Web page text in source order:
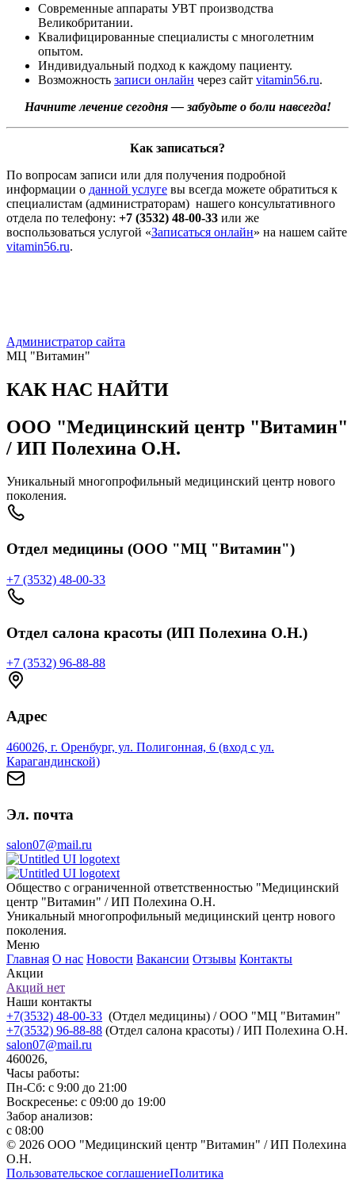
Современные аппараты УВТ производства
Великобритании.
Квалифицированные специалисты с многолетним
опытом.
Индивидуальный подход к каждому пациенту.
Возможность записи онлайн через сайт vitamin56.ru.
Начните лечение сегодня — забудьте о боли навсегда!
Как записаться?
По вопросам записи или для получения подробной
информации о данной услуге вы всегда можете обратиться к
специалистам (администраторам) нашего консультативного
отдела по телефону: +7 (3532) 48-00-33 или же
воспользоваться услугой «Записаться онлайн» на нашем сайте
vitamin56.ru.
Администратор сайта
МЦ "Витамин"
КАК НАС НАЙТИ
ООО "Медицинский центр "Витамин"
/ ИП Полехина О.Н.
Уникальный многопрофильный медицинский центр нового
поколения.
Отдел медицины (ООО "МЦ "Витамин")
+7 (3532) 48-00-33
Отдел салона красоты (ИП Полехина О.Н.)
+7 (3532) 96-88-88
Адрес
460026, г. Оренбург, ул. Полигонная, 6 (вход с ул.
Карагандинской)
Эл. почта
salon07@mail.ru
Общество с ограниченной ответственностью "Медицинский
центр "Витамин" / ИП Полехина О.Н.
Уникальный многопрофильный медицинский центр нового
поколения.
Меню
Главная О нас Новости Вакансии Отзывы Контакты
Акции
Акций нет
Наши контакты
+7(3532) 48-00-33 (Отдел медицины) / ООО "МЦ "Витамин"
+7(3532) 96-88-88 (Отдел салона красоты) / ИП Полехина О.Н.
salon07@mail.ru
460026,
Часы работы:
Пн-Сб: с 9:00 до 21:00
Воскресенье: с 09:00 до 19:00
Забор анализов:
с 08:00
© 2026 ООО "Медицинский центр "Витамин" / ИП Полехина
О.Н.
Пользовательское соглашениеПолитика